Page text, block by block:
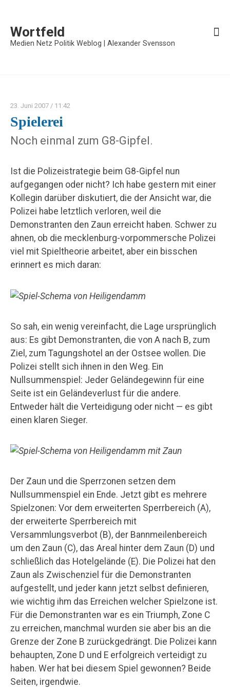
Wortfeld
Medien Netz Politik Weblog | Alexander Svensson
23. Juni 2007 / 11:42
Spielerei
Noch einmal zum G8-Gipfel.
Ist die Polizeistrategie beim G8-Gipfel nun
aufgegangen oder nicht? Ich habe gestern mit einer
Kollegin darüber diskutiert, die der Ansicht war, die
Polizei habe letztlich verloren, weil die
Demonstranten den Zaun erreicht haben. Schwer zu
ahnen, ob die mecklenburg-vorpommersche Polizei
viel mit Spieltheorie arbeitet, aber ein bisschen
erinnert es mich daran:
So sah, ein wenig vereinfacht, die Lage ursprünglich
aus: Es gibt Demonstranten, die von A nach B, zum
Ziel, zum Tagungshotel an der Ostsee wollen. Die
Polizei stellt sich ihnen in den Weg. Ein
Nullsummenspiel: Jeder Geländegewinn für eine
Seite ist ein Geländeverlust für die andere.
Entweder hält die Verteidigung oder nicht — es gibt
einen klaren Sieger.
Der Zaun und die Sperrzonen setzen dem
Nullsummenspiel ein Ende. Jetzt gibt es mehrere
Spielzonen: Vor dem erweiterten Sperrbereich (A),
der erweiterte Sperrbereich mit
Versammlungsverbot (B), der Bannmeilenbereich
um den Zaun (C), das Areal hinter dem Zaun (D) und
schließlich das Hotelgelände (E). Die Polizei hat den
Zaun als Zwischenziel für die Demonstranten
aufgestellt, und jeder kann jetzt selbst definieren,
wie wichtig ihm das Erreichen welcher Spielzone ist.
Für die Demonstranten war es ein Triumph, Zone C
zu erreichen, manchmal wurden sie aber bis an die
Grenze der Zone B zurückgedrängt. Die Polizei kann
behaupten, Zone D und E erfolgreich verteidigt zu
haben. Wer hat bei diesem Spiel gewonnen? Beide
Seiten, irgendwie.